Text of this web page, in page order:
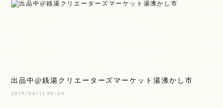
出品中@銭湯クリエーターズマーケット湯沸かし市
2019/08/11 00:00